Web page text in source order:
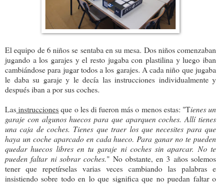
El equipo de 6 niños se sentaba en su mesa. Dos niños comenzaban
jugando a los garajes y el resto jugaba con plastilina y luego iban
cambiándose para jugar todos a los garajes. A cada niño que jugaba
le daba su garaje y le decía las instrucciones individualmente y
después iban a por sus coches.
Lasinstruccionesque o les di fueron más o menos estas: "Tienes un
garaje con algunos huecos para que aparquen coches. Allí tienes
una caja de coches. Tienes que traer los que necesites para que
haya un coche aparcado en cada hueco. Para ganar no te pueden
quedar huecos libres en tu garaje ni coches sin aparcar. No te
pueden faltar ni sobrar coches." No obstante, en 3 años solemos
tener que repetírselas varias veces cambiando las palabras e
insistiendo sobre todo en lo que significa que no puedan faltar o